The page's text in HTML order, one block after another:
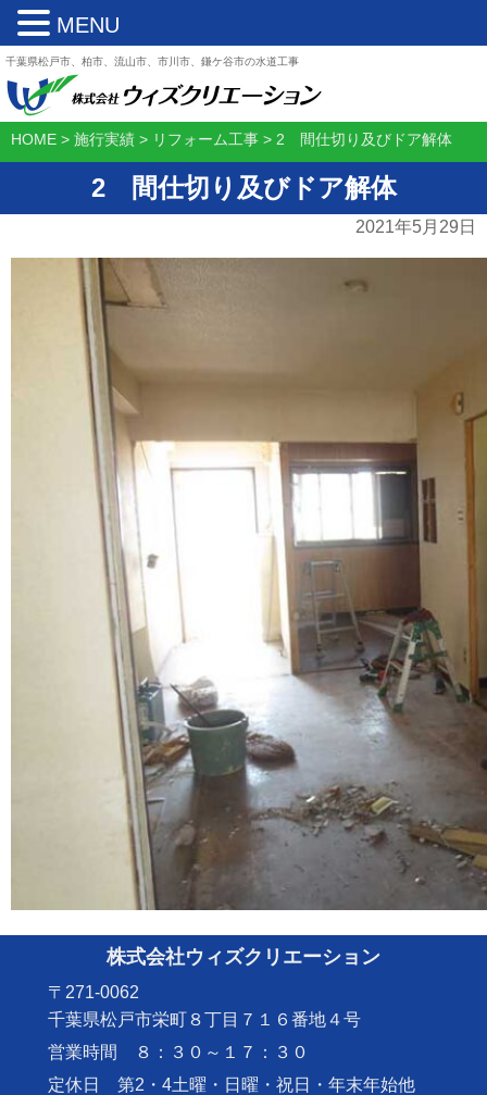
千葉県松戸市、柏市、流山市、市川市、鎌ケ谷市の水道工事
HOME > 施行実績 > リフォーム工事 > 2 間仕切り及びドア解体
2 間仕切り及びドア解体
2021年5月29日
MENU
株式会社ウィズクリエーション
〒271-0062
千葉県松戸市栄町８丁目７１６番地４号
営業時間 ８：３０～１７：３０
定休日 第2・4土曜・日曜・祝日・年末年始他